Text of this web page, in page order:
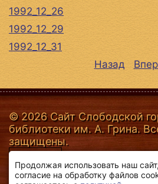
1992_12_26
1992_12_29
1992_12_31
Назад
© 2026 Сайт Слободской
библиотеки им. А. Грина.
защищены.
Продолжая использовать наш
согласие на обработку файлов